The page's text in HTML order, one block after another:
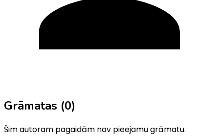
Grāmatas (0)
Šim autoram pagaidām nav pieejamu grāmatu.